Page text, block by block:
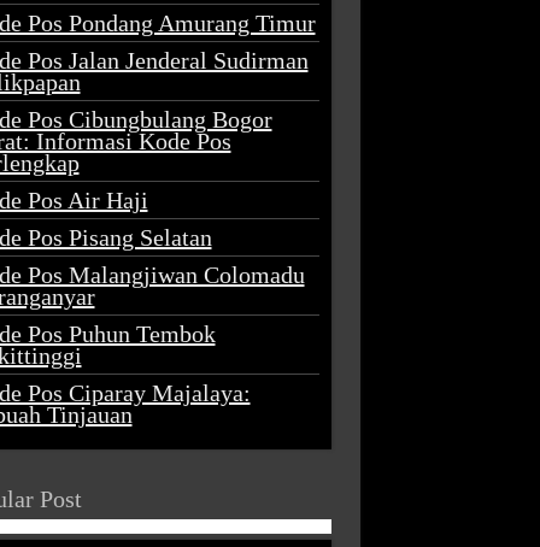
Pos Pondang Amurang Timur
Pos Jalan Jenderal Sudirman
Pos Cibungbulang Bogor
Informasi Kode Pos
Pos Air Haji
Pos Pisang Selatan
Pos Malangjiwan Colomadu
Pos Puhun Tembok
Pos Ciparay Majalaya:
Tinjauan
Post